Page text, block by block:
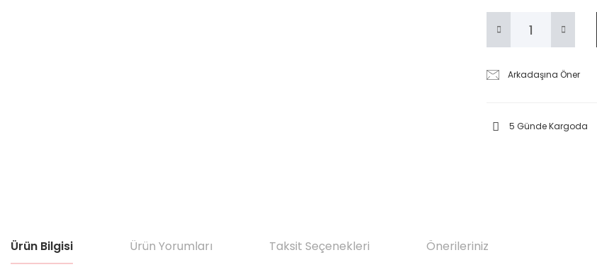
Arkadaşına Öner
5 Günde Kargoda
Ürün Bilgisi Ürün Yorumları Taksit Seçenekleri Önerileriniz